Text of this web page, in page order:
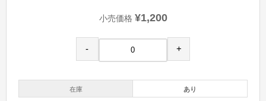
小売価格 ¥1,200
- +
在庫 あり